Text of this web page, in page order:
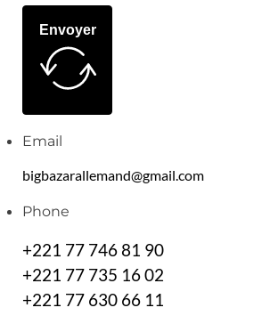
Envoyer
Email
bigbazarallemand@gmail.com
Phone
+221 77 746 81 90
+221 77 735 16 02
+221 77 630 66 11